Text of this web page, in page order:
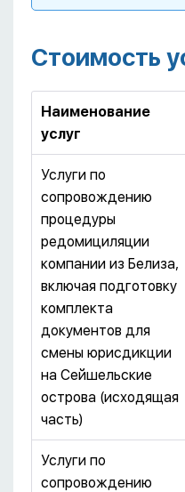
Стоимость
Наименование
услуг
Услуги по
сопровождению
процедуры
редомициляции
компании из Белиза,
включая подготовку
комплекта
документов для
смены юрисдикции
на Сейшельские
острова (исходящая
часть)
Услуги по
сопровождению